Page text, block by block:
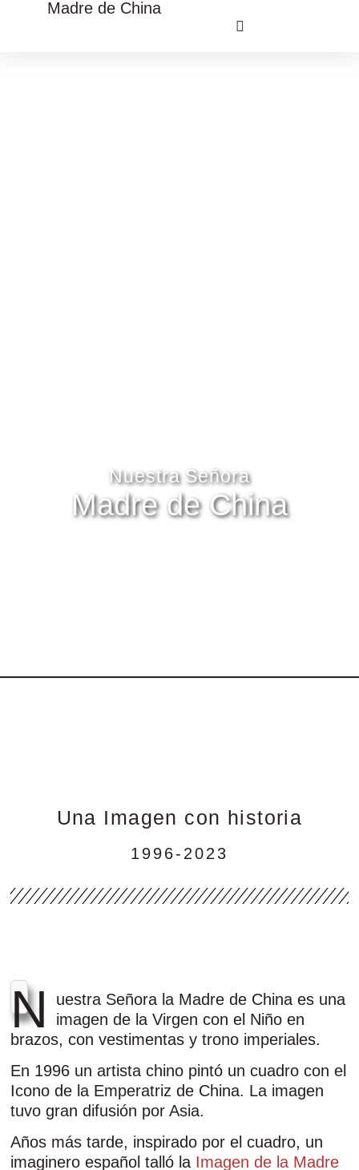
Madre de China
Nuestra Señora
Madre de China
Una Imagen con historia
1996-2023
N
uestra Señora la Madre de China es una
imagen de la Virgen con el Niño en
brazos, con vestimentas y trono imperiales.
En 1996 un artista chino pintó un cuadro con el
Icono de la Emperatriz de China. La imagen
tuvo gran difusión por Asia.
Años más tarde, inspirado por el cuadro, un
imaginero español talló la Imagen de la Madre